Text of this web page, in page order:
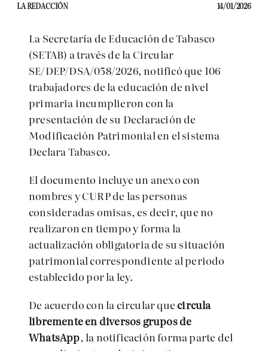
LA REDACCIÓN 14/01/2026
La Secretaría de Educación de Tabasco
(SETAB) a través de la Circular
SE/DEP/DSA/058/2026, notificó que 106
trabajadores de la educación de nivel
primaria incumplieron con la
presentación de su Declaración de
Modificación Patrimonial en el sistema
Declara Tabasco.
El documento incluye un anexo con
nombres y CURP de las personas
consideradas omisas, es decir, que no
realizaron en tiempo y forma la
actualización obligatoria de su situación
patrimonial correspondiente al periodo
establecido por la ley.
De acuerdo con la circular quecircula
libremente en diversos grupos de
WhatsApp, la notificación forma parte del